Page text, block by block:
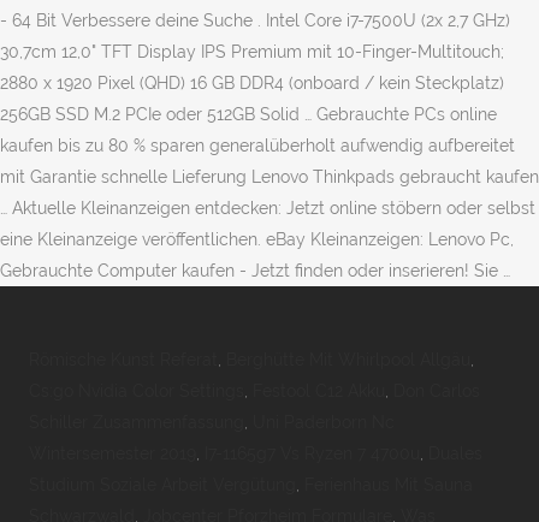
- 64 Bit Verbessere deine Suche . Intel Core i7-7500U (2x 2,7 GHz)
30,7cm 12,0" TFT Display IPS Premium mit 10-Finger-Multitouch;
2880 x 1920 Pixel (QHD) 16 GB DDR4 (onboard / kein Steckplatz)
256GB SSD M.2 PCIe oder 512GB Solid … Gebrauchte PCs online
kaufen bis zu 80 % sparen generalüberholt aufwendig aufbereitet
mit Garantie schnelle Lieferung Lenovo Thinkpads gebraucht kaufen
… Aktuelle Kleinanzeigen entdecken: Jetzt online stöbern oder selbst
eine Kleinanzeige veröffentlichen. eBay Kleinanzeigen: Lenovo Pc,
Gebrauchte Computer kaufen - Jetzt finden oder inserieren! Sie …